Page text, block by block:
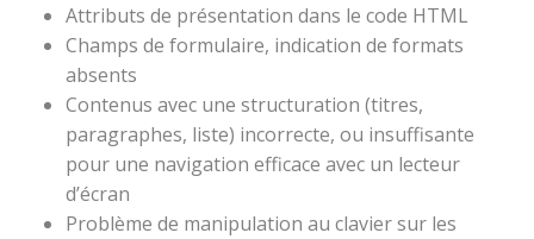
Attributs de présentation dans le code HTML
Champs de formulaire, indication de formats
absents
Contenus avec une structuration (titres,
paragraphes, liste) incorrecte, ou insuffisante
pour une navigation efficace avec un lecteur
d’écran
Problème de manipulation au clavier sur les